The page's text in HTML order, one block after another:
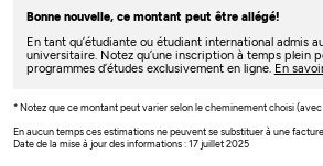
Bonne nouvelle, ce montant peut être allégé!
En tant qu’étudiante ou étudiant international admis
universitaire. Notez qu’une inscription à temps plein
programmes d’études exclusivement en ligne. En
* Notez que ce montant peut varier selon le cheminement choisi
En aucun temps ces estimations ne peuvent se substituer à une
Date de la mise à jour des informations : 17 juillet 2025